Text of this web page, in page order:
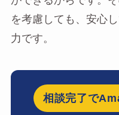
を考慮しても、安心
力です。
相談完了で